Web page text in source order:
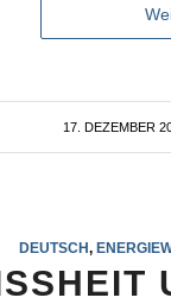
17. DEZEMBER
/
DEUTSCH,